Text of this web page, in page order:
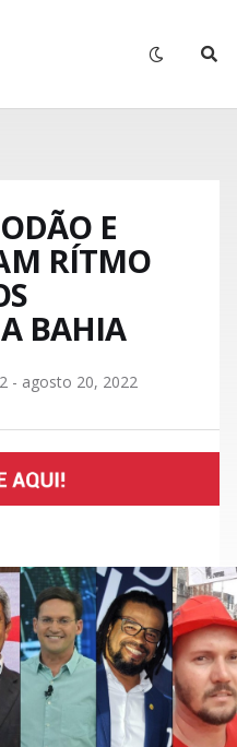
E
RÍTMO
BAHIA
- agosto 20, 2022